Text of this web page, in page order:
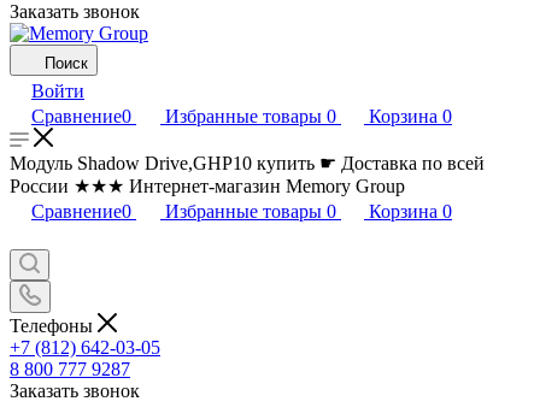
Заказать звонок
Поиск
Войти
Сравнение0 Избранные товары 0 Корзина 0
Модуль Shadow Drive,GHP10 купить ☛ Доставка по всей
России ★★★ Интернет-магазин Memory Group
Сравнение0 Избранные товары 0 Корзина 0
Телефоны
+7 (812) 642-03-05
8 800 777 9287
Заказать звонок